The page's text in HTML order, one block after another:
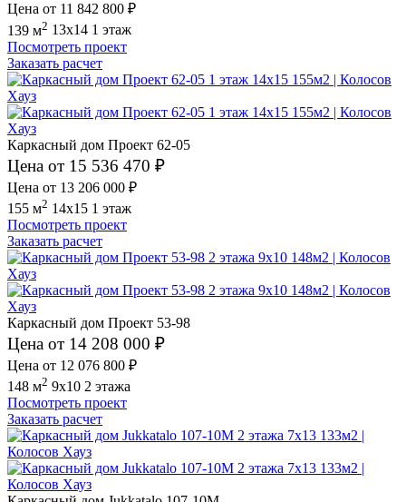
Цена от 11 842 800 ₽
139 м2 13x14 1 этаж
Посмотреть проект
Заказать расчет
Каркасный дом Проект 62-05
Цена от 15 536 470 ₽
Цена от 13 206 000 ₽
155 м2 14x15 1 этаж
Посмотреть проект
Заказать расчет
Каркасный дом Проект 53-98
Цена от 14 208 000 ₽
Цена от 12 076 800 ₽
148 м2 9x10 2 этажа
Посмотреть проект
Заказать расчет